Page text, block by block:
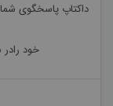
داکتاپ پاسخگوی
خود